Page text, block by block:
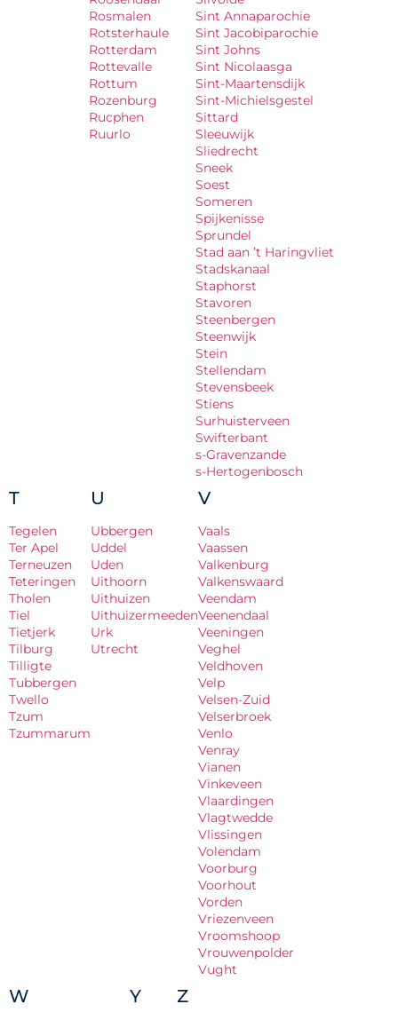
Rosmalen
Rotsterhaule
Rotterdam
Rottevalle
Rottum
Rozenburg
Rucphen
Ruurlo
Sint Annaparochie
Sint Jacobiparochie
Sint Johns
Sint Nicolaasga
Sint-Maartensdijk
Sint-Michielsgestel
Sittard
Sleeuwijk
Sliedrecht
Sneek
Soest
Someren
Spijkenisse
Sprundel
Stad aan ’t Haringvliet
Stadskanaal
Staphorst
Stavoren
Steenbergen
Steenwijk
Stein
Stellendam
Stevensbeek
Stiens
Surhuisterveen
Swifterbant
s-Gravenzande
s-Hertogenbosch
T
Tegelen
Ter Apel
Terneuzen
Teteringen
Tholen
Tiel
Tietjerk
Tilburg
Tilligte
Tubbergen
Twello
Tzum
Tzummarum
U
Ubbergen
Uddel
Uden
Uithoorn
Uithuizen
Uithuizermeeden
Urk
Utrecht
V
Vaals
Vaassen
Valkenburg
Valkenswaard
Veendam
Veenendaal
Veeningen
Veghel
Veldhoven
Velp
Velsen-Zuid
Velserbroek
Venlo
Venray
Vianen
Vinkeveen
Vlaardingen
Vlagtwedde
Vlissingen
Volendam
Voorburg
Voorhout
Vorden
Vriezenveen
Vroomshoop
Vrouwenpolder
Vught
W Y Z